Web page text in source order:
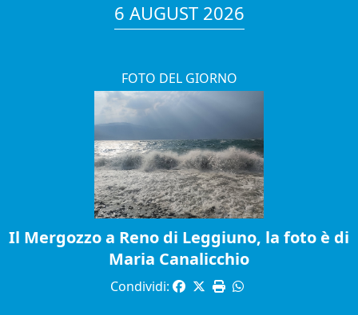
6 AUGUST 2026
FOTO DEL GIORNO
Il Mergozzo a Reno di Leggiuno, la foto è di
Maria Canalicchio
Condividi: